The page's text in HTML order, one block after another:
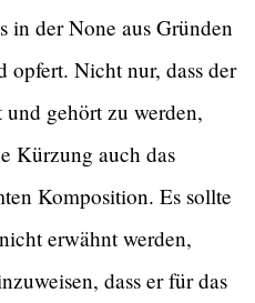
in der None aus Gründen
opfert. Nicht nur, dass der
gehört zu werden,
Kürzung auch das
Komposition. Es sollte
erwähnt werden,
dass er für das